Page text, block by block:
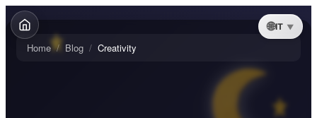
IT
Home / Blog / Creativity